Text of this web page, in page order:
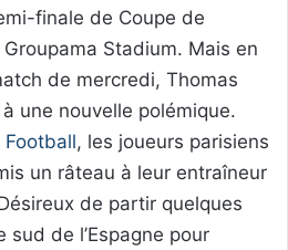
finale de Coupe de
Groupama Stadium. Mais en
de mercredi, Thomas
une nouvelle polémique.
Football, les joueurs parisiens
un râteau à leur entraîneur
de partir quelques
de l’Espagne pour